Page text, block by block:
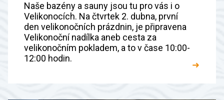
Naše bazény a sauny jsou tu pro vás i o
Velikonocích. Na čtvrtek 2. dubna, první
den velikonočních prázdnin, je připravena
Velikonoční nadílka aneb cesta za
velikonočním pokladem, a to v čase 10:00-
12:00 hodin.
➜